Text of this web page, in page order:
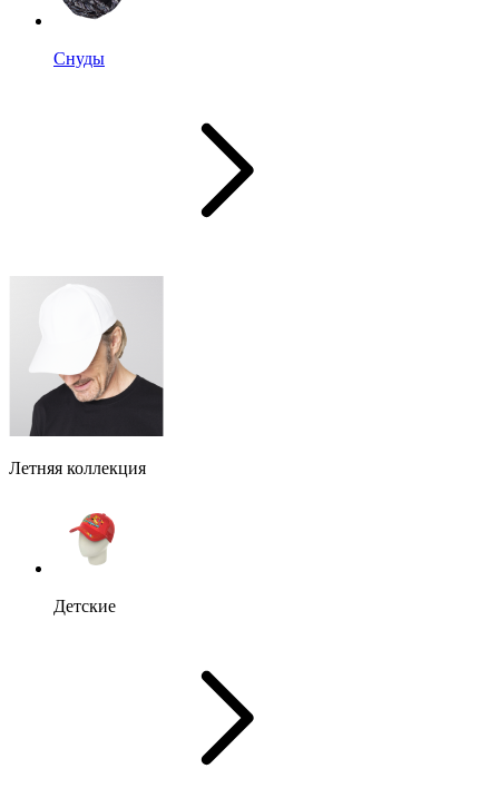
Снуды
Летняя коллекция
Детские